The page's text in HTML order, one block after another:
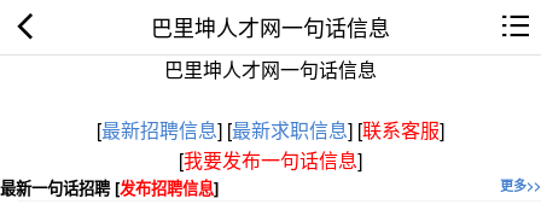
巴里坤人才网一句话信息
巴里坤人才网一句话信息
[最新招聘信息] [最新求职信息] [联系客服]
[我要发布一句话信息]
更多>>
最新一句话招聘 [发布招聘信息]